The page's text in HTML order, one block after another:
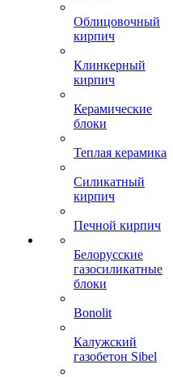
Облицовочный
кирпич
Клинкерный
кирпич
Керамические
блоки
Теплая керамика
Силикатный
кирпич
Печной кирпич
Белорусские
газосиликатные
блоки
Bonolit
Калужский
газобетон Sibel